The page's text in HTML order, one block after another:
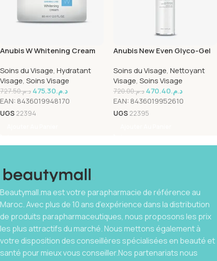
Anubis W Whitening Cream
Soins du Visage, Hydratant
Visage, Soins Visage
د.م.727.50 د.م.475.30
EAN: 8436019948170
UGS 22394
Anubis New Even Glyco-Gel
Soins du Visage, Nettoyant
Visage, Soins Visage
د.م.720.00 د.م.470.40
EAN: 8436019952610
UGS 22395
Beautymall.ma est votre parapharmacie de référence au
Maroc. Avec plus de 10 ans d’expérience dans la distribution
de produits parapharmaceutiques, nous proposons les prix
les plus attractifs du marché. Nous mettons également à
votre disposition des conseillères spécialisées en beauté et
santé pour mieux vous conseiller.Nos partenariats nous